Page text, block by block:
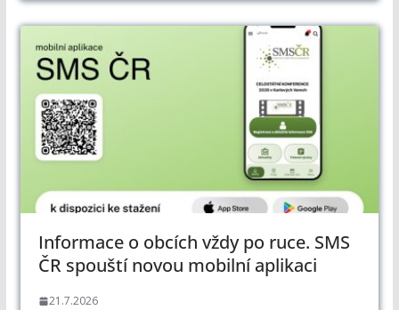
Informace o obcích vždy po ruce. SMS
ČR spouští novou mobilní aplikaci
21.7.2026